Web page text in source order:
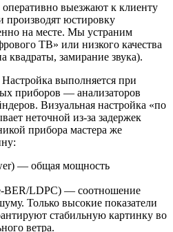
выезжают к клиенту
производят юстировку
на месте. Мы устраним
ТВ» или низкого качества
квадраты, замирание звука).
выполняется при
приборов — анализаторов
Визуальная настройка «по
неточной из-за задержек
прибора мастера же
— общая мощность
BER/LDPC) — соотношение
Только высокие показатели
стабильную картинку во
ветра.